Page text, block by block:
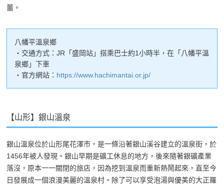
蕾。
八幡平溫泉鄉
・交通方式：JR「盛岡站」搭乘巴士約1小時半，在「八幡平溫
泉鄉」下車
・官方網站： https://www.hachimantai.or.jp/
【山形】銀山溫泉
銀山溫泉位於山形尾花澤市，是一條沿著銀山溪谷建立的溫泉街，於
1456年被人發現。銀山早期是礦工休息的地方，後來隨著銀礦產業
落沒，原本一一關閉的旅店，因為挖到溫泉而重新熱鬧起來，直至今
日發展成一個浪漫美麗的溫泉村。除了可以享受泡湯與優美的大正羅